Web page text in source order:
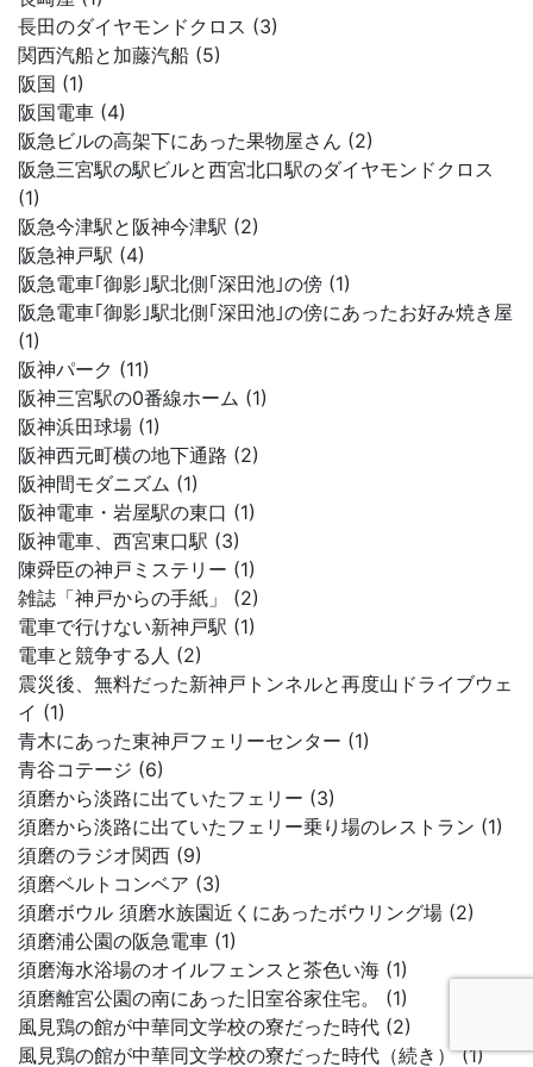
長田のダイヤモンドクロス (3)
関西汽船と加藤汽船 (5)
阪国 (1)
阪国電車 (4)
阪急ビルの高架下にあった果物屋さん (2)
阪急三宮駅の駅ビルと西宮北口駅のダイヤモンドクロス
(1)
阪急今津駅と阪神今津駅 (2)
阪急神戸駅 (4)
阪急電車｢御影｣駅北側｢深田池｣の傍 (1)
阪急電車｢御影｣駅北側｢深田池｣の傍にあったお好み焼き屋
(1)
阪神パーク (11)
阪神三宮駅の0番線ホーム (1)
阪神浜田球場 (1)
阪神西元町横の地下通路 (2)
阪神間モダニズム (1)
阪神電車・岩屋駅の東口 (1)
阪神電車、西宮東口駅 (3)
陳舜臣の神戸ミステリー (1)
雑誌「神戸からの手紙」 (2)
電車で行けない新神戸駅 (1)
電車と競争する人 (2)
震災後、無料だった新神戸トンネルと再度山ドライブウェ
イ (1)
青木にあった東神戸フェリーセンター (1)
青谷コテージ (6)
須磨から淡路に出ていたフェリー (3)
須磨から淡路に出ていたフェリー乗り場のレストラン (1)
須磨のラジオ関西 (9)
須磨ベルトコンベア (3)
須磨ボウル 須磨水族園近くにあったボウリング場 (2)
須磨浦公園の阪急電車 (1)
須磨海水浴場のオイルフェンスと茶色い海 (1)
須磨離宮公園の南にあった旧室谷家住宅。 (1)
風見鶏の館が中華同文学校の寮だった時代 (2)
風見鶏の館が中華同文学校の寮だった時代（続き） (1)